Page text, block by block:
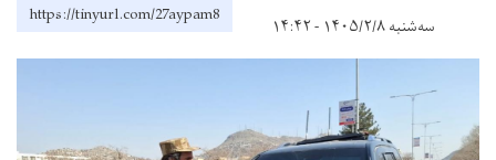
سه‌شنبه ۱۴۰۵/۲/۸ - ۱۴:۴۲ https://tinyurl.com/27aypam8